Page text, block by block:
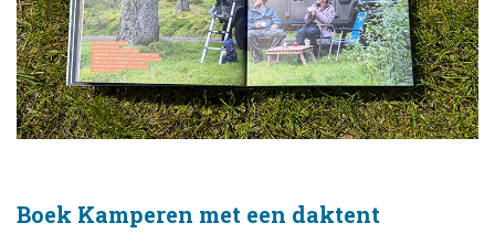
Boek Kamperen met een daktent